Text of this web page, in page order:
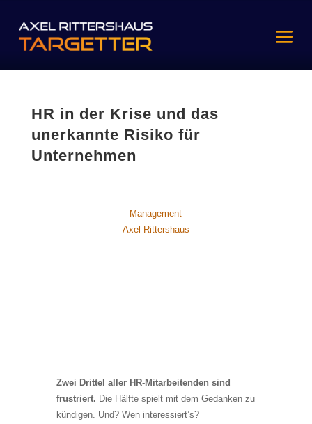
HR in der Krise und das
unerkannte Risiko für
Unternehmen
Management
Axel Rittershaus
Zwei Drittel aller HR-Mitarbeitenden sind
frustriert. Die Hälfte spielt mit dem Gedanken zu
kündigen. Und? Wen interessiert’s?